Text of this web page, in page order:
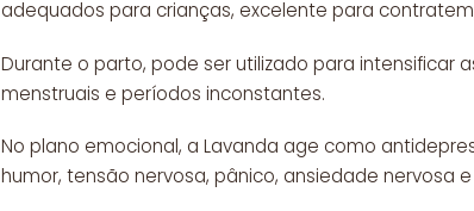
adequados para crianças, excelente para
Durante o parto, pode ser utilizado para intensificar
menstruais e períodos inconstantes.
No plano emocional, a Lavanda age como
humor, tensão nervosa, pânico, ansiedade nervosa